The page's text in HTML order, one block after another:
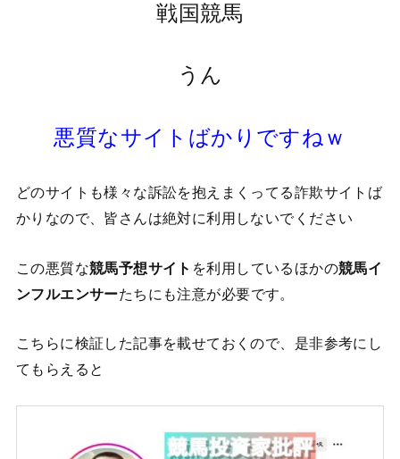
戦国競馬
うん
悪質なサイトばかりですねｗ
どのサイトも様々な訴訟を抱えまくってる詐欺サイトば
かりなので、皆さんは絶対に利用しないでください
この悪質な競馬予想サイト を利用しているほかの競馬イ
ンフルエンサーたちにも注意が必要です。
こちらに検証した記事を載せておくので、是非参考にし
てもらえると